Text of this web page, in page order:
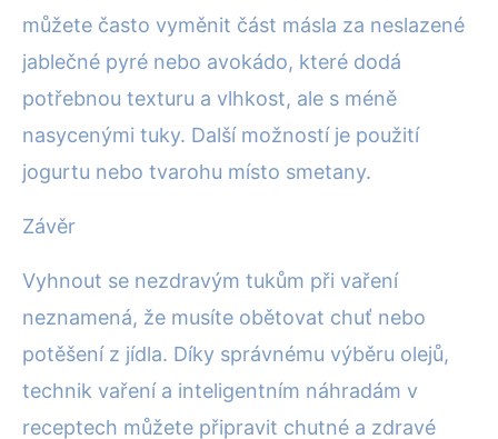
můžete často vyměnit část másla za neslazené
jablečné pyré nebo avokádo, které dodá
potřebnou texturu a vlhkost, ale s méně
nasycenými tuky. Další možností je použití
jogurtu nebo tvarohu místo smetany.
Závěr
Vyhnout se nezdravým tukům při vaření
neznamená, že musíte obětovat chuť nebo
potěšení z jídla. Díky správnému výběru olejů,
technik vaření a inteligentním náhradám v
receptech můžete připravit chutné a zdravé